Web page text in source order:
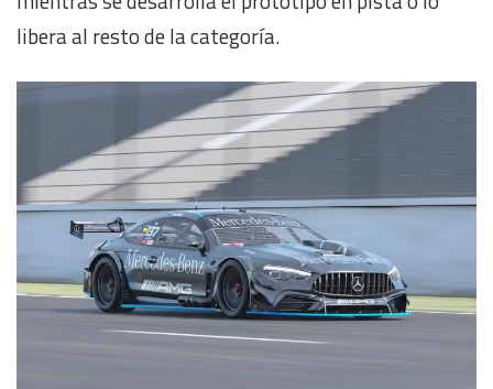
libera al resto de la categoría.